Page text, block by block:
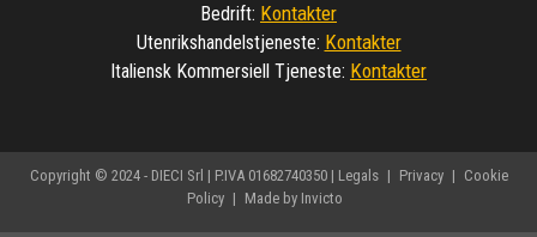
Bedrift: Kontakter
Utenrikshandelstjeneste: Kontakter
Italiensk Kommersiell Tjeneste: Kontakter
Copyright © 2024 - DIECI Srl | P.IVA 01682740350 | Legals | Privacy | Cookie
Policy | Made by Invicto